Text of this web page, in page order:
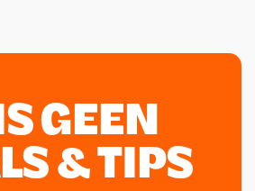
GEEN
& TIPS